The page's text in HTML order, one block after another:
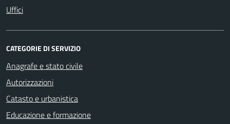
Uffici
CATEGORIE DI SERVIZIO
Anagrafe e stato civile
Autorizzazioni
Catasto e urbanistica
Educazione e formazione